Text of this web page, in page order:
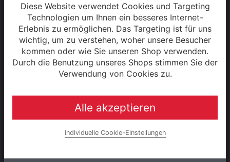
Hinweise zur Batterieentsorgung
Rahmenrechner
Unternehmen
UNSERE MARKEN
Raleigh
e-bike manufaktur
Diese Website verwendet Cookies und Targeting
Technologien um Ihnen ein besseres Internet-
Erlebnis zu ermöglichen. Das Targeting ist für uns
wichtig, um zu verstehen, woher unsere Besucher
kommen oder wie Sie unseren Shop verwenden.
Durch die Benutzung unseres Shops stimmen Sie der
Verwendung von Cookies zu.
Alle akzeptieren
Individuelle Cookie-Einstellungen